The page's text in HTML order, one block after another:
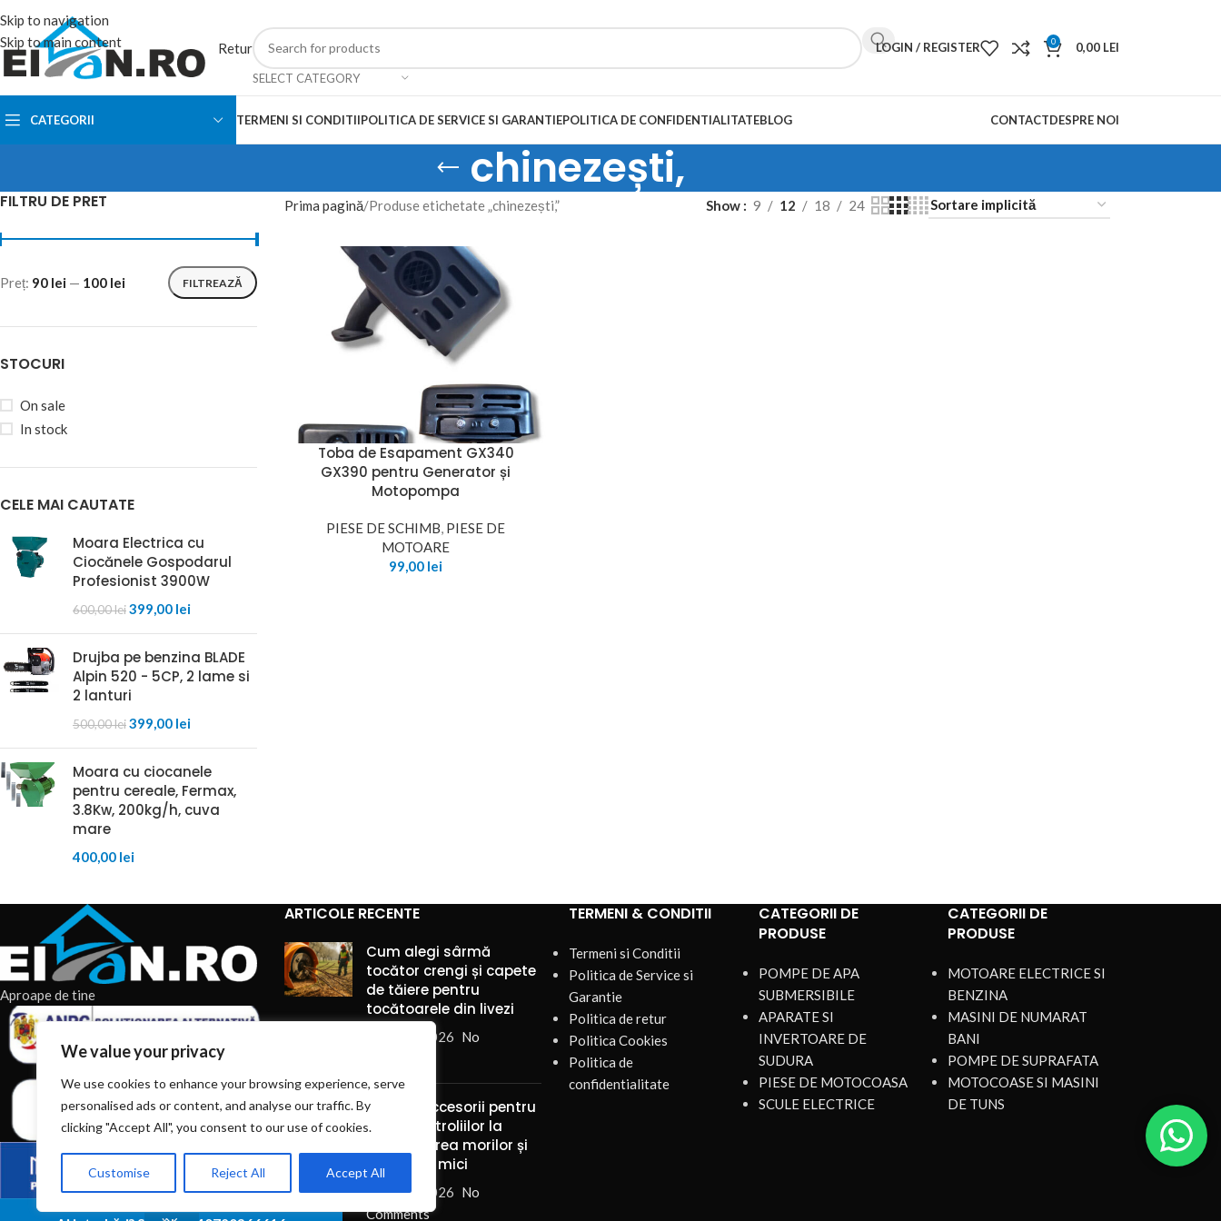
We value your privacy
We use cookies to enhance your browsing experience, serve
personalised ads or content, and analyse our traffic. By
clicking "Accept All", you consent to our use of cookies.
Customise Reject All Accept All
Skip to navigation
Skip to main content
Retur
SELECT CATEGORY
LOGIN / REGISTER 0 0,00 LEI
CATEGORII TERMENI SI CONDITIIPOLITICA DE SERVICE SI GARANTIEPOLITICA DE CONFIDENTIALITATEBLOG CONTACTDESPRE NOI
chinezești,
FILTRU DE PRET
FILTREAZĂ
Preț: 90 lei — 100 lei
STOCURI
On sale
In stock
CELE MAI CAUTATE
Moara Electrica cu
Ciocănele Gospodarul
Profesionist 3900W
600,00lei399,00 lei
Drujba pe benzina BLADE
Alpin 520 - 5CP, 2 lame si
2 lanturi
500,00lei399,00 lei
Moara cu ciocanele
pentru cereale, Fermax,
3.8Kw, 200kg/h, cuva
mare
400,00 lei
Prima pagină Produse etichetate „chinezești,” Show 9 12 18 24
Toba de Esapament GX340
GX390 pentru Generator și
Motopompa
PIESE DE SCHIMB, PIESE DE
MOTOARE
99,00 lei
Aproape de tine
ARTICOLE RECENTE
Cum alegi sârmă
tocător crengi și capete
de tăiere pentru
tocătoarele din livezi
6 august 2026 No
Piese și accesorii pentru
montajul troliilor la
manipularea morilor și
silozurilor mici
6 august 2026 No
Comments
TERMENI & CONDITII
Termeni si Conditii
Politica de Service si
Garantie
Politica de retur
Politica Cookies
Politica de
confidentialitate
CATEGORII DE
PRODUSE
POMPE DE APA
SUBMERSIBILE
APARATE SI
INVERTOARE DE
SUDURA
PIESE DE MOTOCOASA
SCULE ELECTRICE
CATEGORII DE
PRODUSE
MOTOARE ELECTRICE SI
BENZINA
MASINI DE NUMARAT
BANI
POMPE DE SUPRAFATA
MOTOCOASE SI MASINI
DE TUNS